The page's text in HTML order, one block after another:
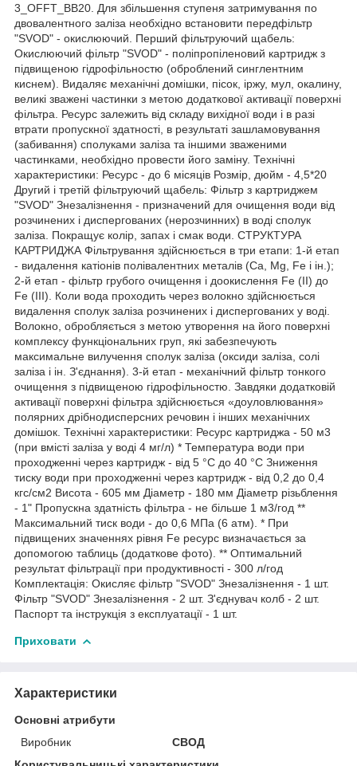
3_OFFT_BB20. Для збільшення ступеня затримування по
двовалентного заліза необхідно встановити передфільтр
"SVOD" - окислюючий. Перший фільтруючий щабель:
Окислюючий фільтр "SVOD" - поліпропіленовий картридж з
підвищеною гідрофільностю (оброблений синглентним
киснем). Видаляє механічні домішки, пісок, іржу, мул, окалину,
великі зважені частинки з метою додаткової активації поверхні
фільтра. Ресурс залежить від складу вихідної води і в разі
втрати пропускної здатності, в результаті зашламовування
(забивання) сполуками заліза та іншими зваженими
частинками, необхідно провести його заміну. Технічні
характеристики: Ресурс - до 6 місяців Розмір, дюйм - 4,5*20
Другий і третій фільтруючий щабель: Фільтр з картриджем
"SVOD" Знезалізнення - призначений для очищення води від
розчинених і диспергованих (нерозчинних) в воді сполук
заліза. Покращує колір, запах і смак води. СТРУКТУРА
КАРТРИДЖА Фільтрування здійснюється в три етапи: 1-й етап
- видалення катіонів полівалентних металів (Са, Мg, Fe і ін.);
2-й етап - фільтр грубого очищення і доокислення Fe (II) до
Fe (III). Коли вода проходить через волокно здійснюється
видалення сполук заліза розчинених і диспергованих у воді.
Волокно, обробляється з метою утворення на його поверхні
комплексу функціональних груп, які забезпечують
максимальне вилучення сполук заліза (оксиди заліза, солі
заліза і ін. З'єднання). 3-й етап - механічний фільтр тонкого
очищення з підвищеною гідрофільностю. Завдяки додатковій
активації поверхні фільтра здійснюється «доуловлювання»
полярних дрібнодисперсних речовин і інших механічних
домішок. Технічні характеристики: Ресурс картриджа - 50 м3
(при вмісті заліза у воді 4 мг/л) * Температура води при
проходженні через картридж - від 5 °С до 40 °С Зниження
тиску води при проходженні через картридж - від 0,2 до 0,4
кгс/см2 Висота - 605 мм Діаметр - 180 мм Діаметр різьблення
- 1" Пропускна здатність фільтра - не більше 1 м3/год **
Максимальний тиск води - до 0,6 МПа (6 атм). * При
підвищених значеннях рівня Fe ресурс визначається за
допомогою таблиць (додаткове фото). ** Оптимальний
результат фільтрації при продуктивності - 300 л/год
Комплектація: Окисляє фільтр "SVOD" Знезалізнення - 1 шт.
Фільтр "SVOD" Знезалізнення - 2 шт. З'єднувач колб - 2 шт.
Паспорт та інструкція з експлуатації - 1 шт.
Приховати
Характеристики
Основні атрибути
Виробник
СВОД